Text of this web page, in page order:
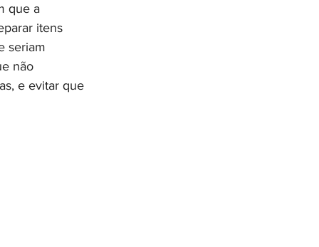
que a
itens
seriam
não
e evitar que